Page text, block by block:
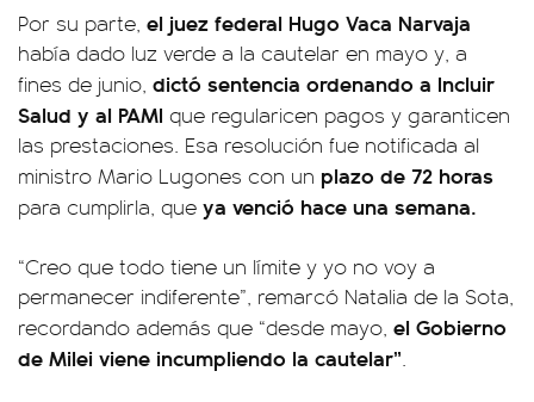
Por su parte, el juez federal Hugo Vaca Narvaja
había dado luz verde a la cautelar en mayo y, a
fines de junio, dictó sentencia ordenando a Incluir
Salud y al PAMI que regularicen pagos y garanticen
las prestaciones. Esa resolución fue notificada al
ministro Mario Lugones con un plazo de 72 horas
para cumplirla, que ya venció hace una semana.
“Creo que todo tiene un límite y yo no voy a
permanecer indiferente”, remarcó Natalia de la Sota,
recordando además que “desde mayo, el Gobierno
de Milei viene incumpliendo la cautelar”.